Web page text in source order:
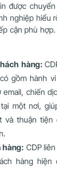
được
nghiệp hiểu
cận phù
hàng:
gồm hành
email, chiến
một nơi,
và thuận tiện
hàng: CDP
hàng hiện